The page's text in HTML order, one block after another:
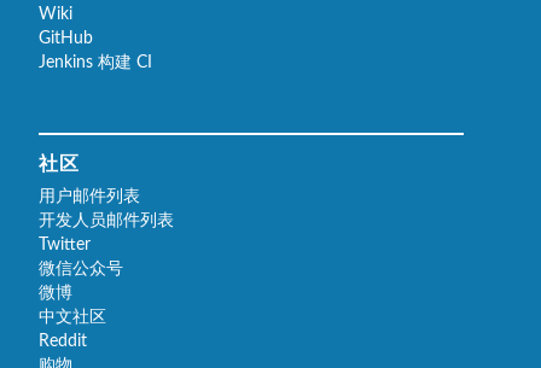
Wiki
GitHub
Jenkins 构建 CI
社区
用户邮件列表
开发人员邮件列表
Twitter
微信公众号
微博
中文社区
Reddit